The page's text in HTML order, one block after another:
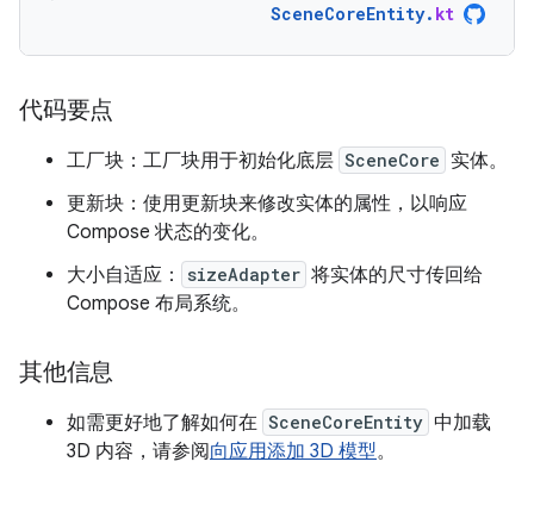
SceneCoreEntity. kt
代码要点
工厂块：工厂块用于初始化底层 SceneCore 实体。
更新块：使用更新块来修改实体的属性，以响应
Compose 状态的变化。
大小自适应：
sizeAdapter 将实体的尺寸传回给
Compose 布局系统。
其他信息
如需更好地了解如何在 SceneCoreEntity 中加载
3D 内容，请参阅向应用添加 3D 模型。